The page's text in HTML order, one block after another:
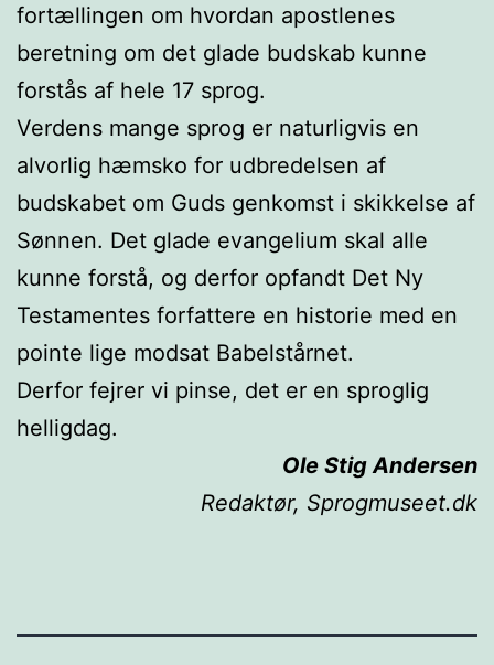
fortællingen om hvordan apostlenes
beretning om det glade budskab kunne
forstås af hele 17 sprog.
Verdens mange sprog er naturligvis en
alvorlig hæmsko for udbredelsen af
budskabet om Guds genkomst i skikkelse af
Sønnen. Det glade evangelium skal alle
kunne forstå, og derfor opfandt Det Ny
Testamentes forfattere en historie med en
pointe lige modsat Babelstårnet.
Derfor fejrer vi pinse, det er en sproglig
helligdag.
Ole Stig Andersen
Redaktør, Sprogmuseet.dk